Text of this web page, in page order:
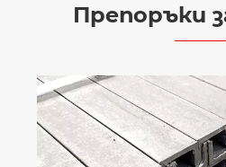
Препоръки